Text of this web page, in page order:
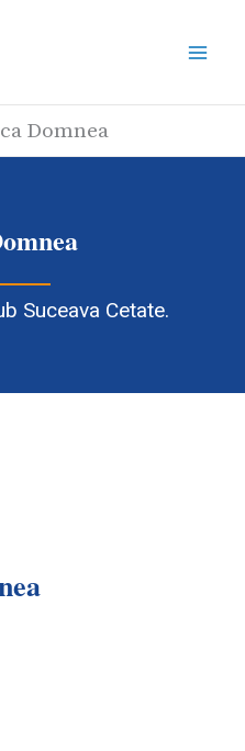
Domnea
Suceava Cetate.